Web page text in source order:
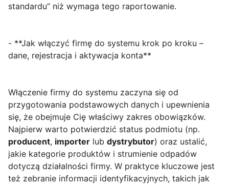
standardu” niż wymaga tego raportowanie.
- **Jak włączyć firmę do systemu krok po kroku –
dane, rejestracja i aktywacja konta**
Włączenie firmy do systemu zaczyna się od
przygotowania podstawowych danych i upewnienia
się, że obejmuje Cię właściwy zakres obowiązków.
Najpierw warto potwierdzić status podmiotu (np.
producent, importer lub dystrybutor) oraz ustalić,
jakie kategorie produktów i strumienie odpadów
dotyczą działalności firmy. W praktyce kluczowe jest
też zebranie informacji identyfikacyjnych, takich jak